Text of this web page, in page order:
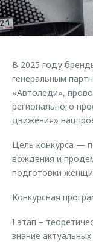
Страхование
Кредитный
Одежда и
Оригинальные
Запчасти
Калькулятор
Клиентская
O&J Автоклуб
Приложение O&J
Аксессуары
Одежда и
Оригинальные
Запчасти
Обратная связь
В 2025 году
генеральным
«Автоледи»,
регионального
движения»
Цель конкурса —
вождения и
подготовки
Конкурсная
I этап –
знание